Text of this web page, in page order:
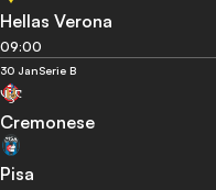
Hellas Verona
09:00
30 JanSerie B
Cremonese
Pisa